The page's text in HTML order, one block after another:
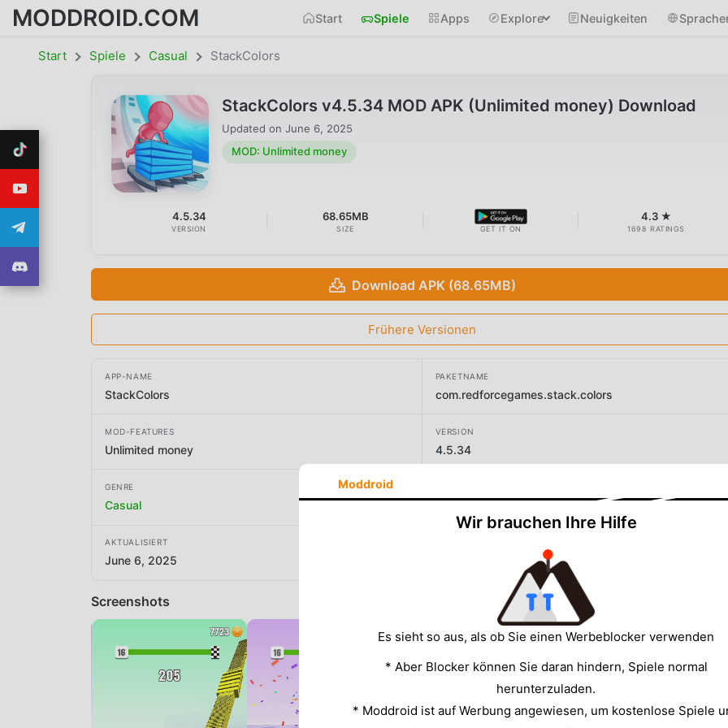
MODDROID.COM Start Spiele Apps Explore Neuigkeiten
Start Spiele Casual StackColors
StackColors v4.5.34 MOD APK (Unlimited money) Download
Updated on June 6, 2025
MOD: Unlimited money
4.5.34
VERSION
68.65MB
SIZE GET IT ON
4.3 ★
1698 RATINGS
Download APK (68.65MB)
Frühere Versionen
APP-NAME
StackColors
PAKETNAME
com.redforcegames.stack.colors
MOD-FEATURES
Unlimited money
VERSION
4.5.34
GENRE
Casual VOODOO
AKTUALISIERT
June 6, 2025
Screenshots
Moddroid
Wir brauchen Ihre Hilfe
Es sieht so aus, als ob Sie einen Werbeblocker verwenden
* Aber Blocker können Sie daran hindern, Spiele normal
herunterzuladen.
* Moddroid ist auf Werbung angewiesen, um kostenlose Spiele